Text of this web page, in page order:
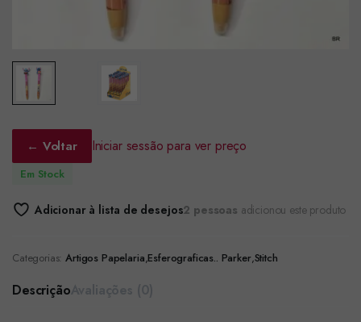
← Voltar Iniciar sessão para ver preço
Em Stock
Adicionar à lista de desejos2 pessoas adicionou este produto
Categorias: Artigos Papelaria,Esferograficas.. Parker,Stitch
Descrição